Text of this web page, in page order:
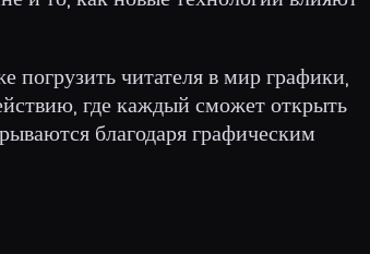
погрузить читателя в мир графики,
где каждый сможет открыть
благодаря графическим